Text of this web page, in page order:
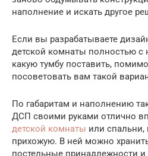
наполнение и искать другое
Если вы разрабатываете
детской комнаты полностью с
какую тумбу поставить,
посоветовать вам такой
По габаритам и наполнению
ДСП своими руками отлично
детской комнаты или спальни,
прихожую. В ней можно
постельные принадлежности